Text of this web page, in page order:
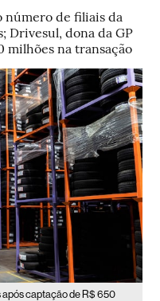
de filiais da
Drivesul, dona da GP
milhões na transação
após captação de R$ 650